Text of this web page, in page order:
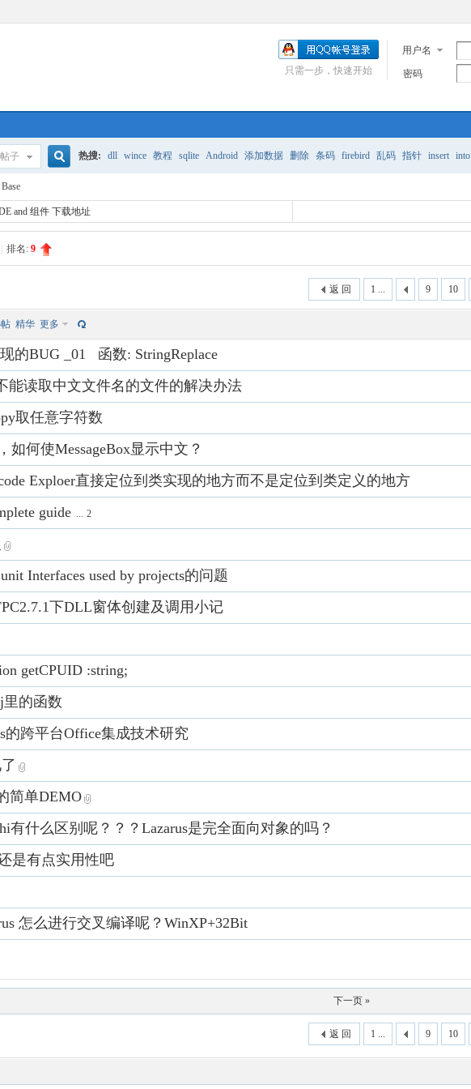
用户名
密码
只需一步，快速开始
帖子
索
热搜: dll wince 教程 sqlite Android 添加数据 删除 条码 firebird 乱码 指针 insert into
Base
and 组件 下载地址
排名:9
1 ... 9 10
返 回
精华 更多
的BUG _01 函数: StringReplace
能读取中文文件名的文件的解决办法
取任意字符数
如何使MessageBox显示中文？
Exploer直接定位到类实现的地方而不是定位到类定义的地方
guide ... 2
Interfaces used by projects的问题
下DLL窗体创建及调用小记
getCPUID :string;
里的函数
的跨平台Office集成技术研究
简单DEMO
有什么区别呢？？？Lazarus是完全面向对象的吗？
是有点实用性吧
怎么进行交叉编译呢？WinXP+32Bit
下一页 »
1 ... 9 10
返 回